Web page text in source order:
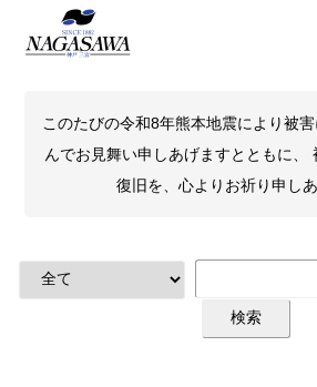
このたびの令和8年熊本地震により被
んでお見舞い申しあげますとともに、
復旧を、心よりお祈り申しあ